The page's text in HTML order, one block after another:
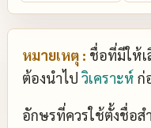
หมายเหตุ : ชื่อที่มีให้
ต้องนำไป วิเคราะห์ ก่
อักษรที่ควรใช้ตั้งชื่อส